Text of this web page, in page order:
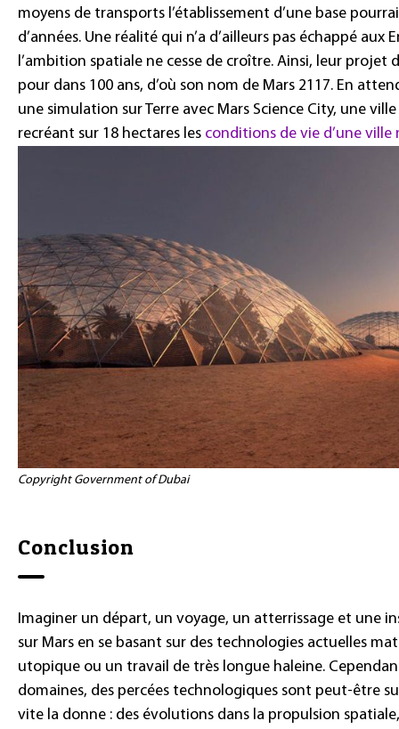
moyens de transports l’établissement d’une base
d’années. Une réalité qui n’a d’ailleurs pas échappé aux
l’ambition spatiale ne cesse de croître. Ainsi, leur projet
pour dans 100 ans, d’où son nom de Mars 2117. En
une simulation sur Terre avec Mars Science City, une
recréant sur 18 hectares les conditions de vie d’une ville
Copyright Government of Dubai
Conclusion
Imaginer un départ, un voyage, un atterrissage et une
sur Mars en se basant sur des technologies actuelles
utopique ou un travail de très longue haleine.
domaines, des percées technologiques sont peut-être
vite la donne : des évolutions dans la propulsion